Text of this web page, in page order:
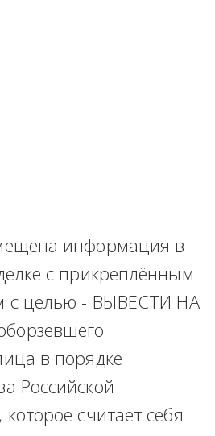
информация в
с прикреплённым
с целью - ВЫВЕСТИ НА
в порядке
Российской
считает себя